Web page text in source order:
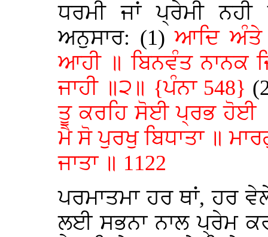
ਧਰਮੀ ਜਾਂ ਪ੍ਰੇਮੀ
ਅਨੁਸਾਰ: (1)ਆਦਿ ਅੰਤੇ
ਆਹੀ ॥ ਬਿਨਵੰਤ ਨਾਨਕ
ਜਾਹੀ ॥੨॥ {ਪੰਨਾ 548}
ਤੂ ਕਰਹਿ ਸੋਈ ਪ੍ਰਭ ਹੋਈ
ਮੈ ਸੋ ਪੁਰਖੁ ਬਿਧਾਤਾ ॥
ਜਾਤਾ ॥ 1122
ਪਰਮਾਤਮਾ ਹਰ ਥਾਂ, ਹਰ
ਲਈ ਸਭਨਾ ਨਾਲ ਪ੍ਰੇਮ